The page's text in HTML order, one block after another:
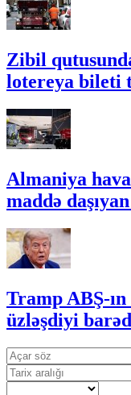
Zibil
lotereya bileti
Almaniya
maddə
Tramp ABŞ-ın
üzləşdiyi